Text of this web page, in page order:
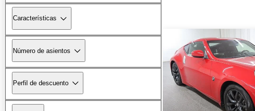
Características
Número de asientos
Perfil de descuento